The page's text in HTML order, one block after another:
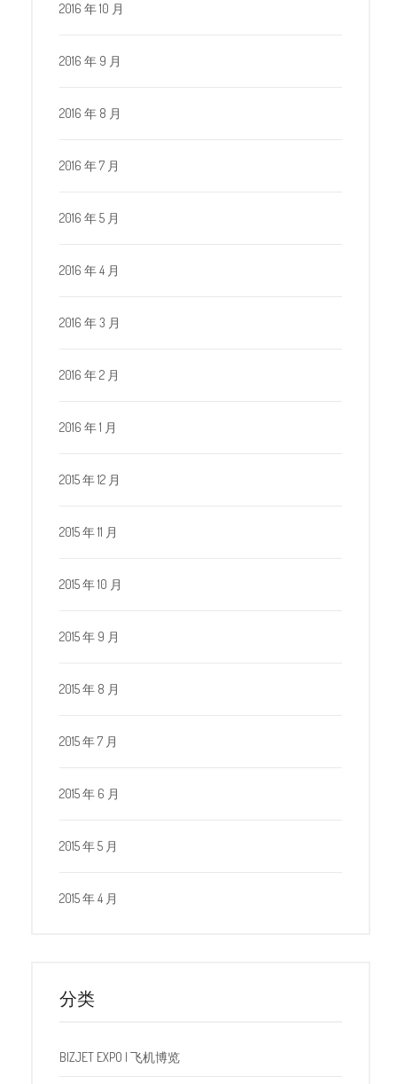
2016 年 10 月
2016 年 9 月
2016 年 8 月
2016 年 7 月
2016 年 5 月
2016 年 4 月
2016 年 3 月
2016 年 2 月
2016 年 1 月
2015 年 12 月
2015 年 11 月
2015 年 10 月
2015 年 9 月
2015 年 8 月
2015 年 7 月
2015 年 6 月
2015 年 5 月
2015 年 4 月
分类
BIZJET EXPO | 飞机博览